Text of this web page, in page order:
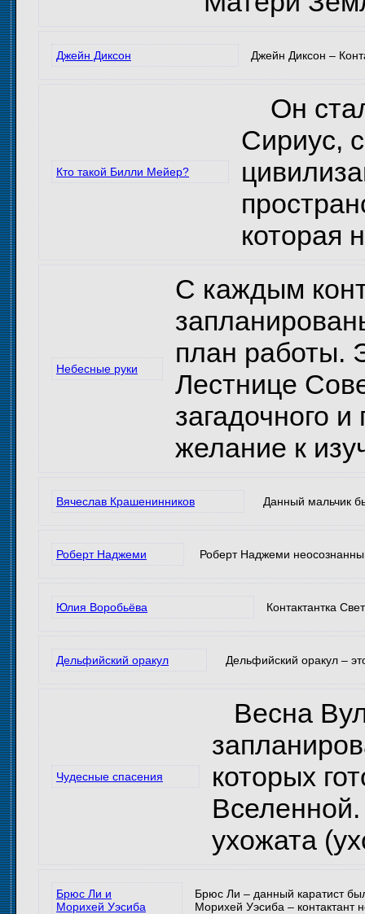
Джейн Диксон Джейн Диксон –
Кто такой Билли Мейер?
Он стал
Сириус,
которая
Небесные руки
С каждым
план работы.
Лестнице
загадочного
желание к
Вячеслав Крашенинников Данный мальчик
Роберт Наджеми Роберт Наджеми
Юлия Воробьёва Контактантка
Дельфийский оракул Дельфийский оракул –
Чудесные спасения
Весна
которых
ухожата
Брюс Ли и
Морихей Уэсиба
Брюс Ли – данный каратист
Морихей Уэсиба – контактант